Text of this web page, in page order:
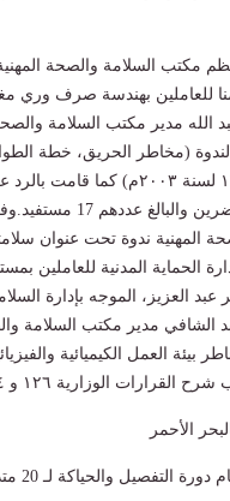
مكتب السلامة والصحة
للعاملين بهندسة صرف وري
الله مدير مكتب السلامة
(مخاطر الحريق، خطة
الوزارية ١٢٦ و ١٣٤ لسنة ٢٠٠٣م) كما
الاستفسارات
المهنية ندوة تحت عنوان
الحماية المدنية للعاملين
عبد العزيز، الموجه بإدارة
الشافي مدير مكتب السلامة
بيئة العمل الكيميائية
الوزارية ١٢٦ و ١٣٤ لسنة ٢٠٠٣م.
والحياكة لـ 20 متدربة بالغردقة